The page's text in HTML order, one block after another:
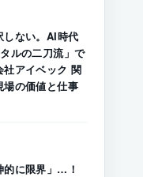
しない。AI時代
ルの二刀流」で
社アイベック 関
場の価値と仕事
的に限界」…！